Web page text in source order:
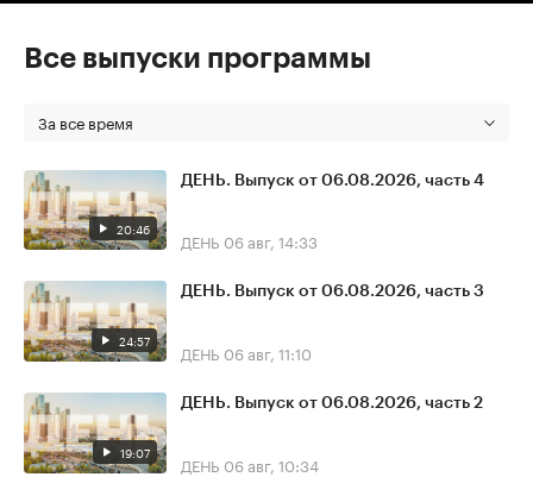
Все выпуски программы
За все время
20:46
ДЕНЬ. Выпуск от 06.08.2026, часть 4
ДЕНЬ 06 авг, 14:33
24:57
ДЕНЬ. Выпуск от 06.08.2026, часть 3
ДЕНЬ 06 авг, 11:10
19:07
ДЕНЬ. Выпуск от 06.08.2026, часть 2
ДЕНЬ 06 авг, 10:34